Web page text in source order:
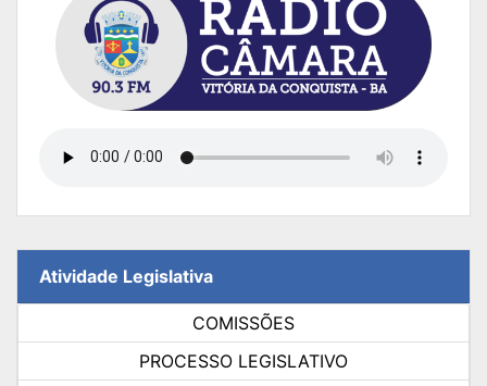
Atividade Legislativa
COMISSÕES
PROCESSO LEGISLATIVO